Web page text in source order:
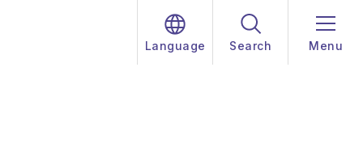
Language Search Menu